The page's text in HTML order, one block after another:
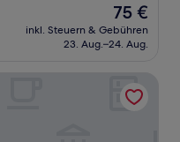
Der
Preis
beträgt
75 €
inkl. Steuern & Gebühren
23. Aug.–24. Aug.